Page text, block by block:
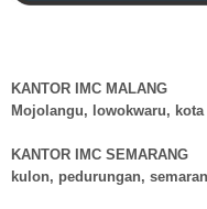
KANTOR IMC MALANG :
Mojolangu, lowokwaru, kota
KANTOR IMC
kulon, pedurungan,